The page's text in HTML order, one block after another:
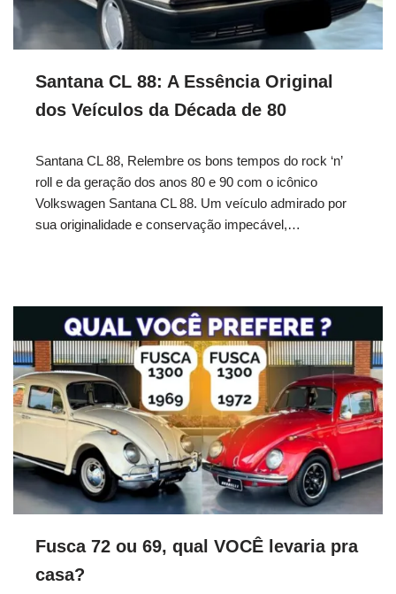
Santana CL 88: A Essência Original
dos Veículos da Década de 80
Santana CL 88, Relembre os bons tempos do rock ‘n’
roll e da geração dos anos 80 e 90 com o icônico
Volkswagen Santana CL 88. Um veículo admirado por
sua originalidade e conservação impecável,…
Fusca 72 ou 69, qual VOCÊ levaria pra
casa?